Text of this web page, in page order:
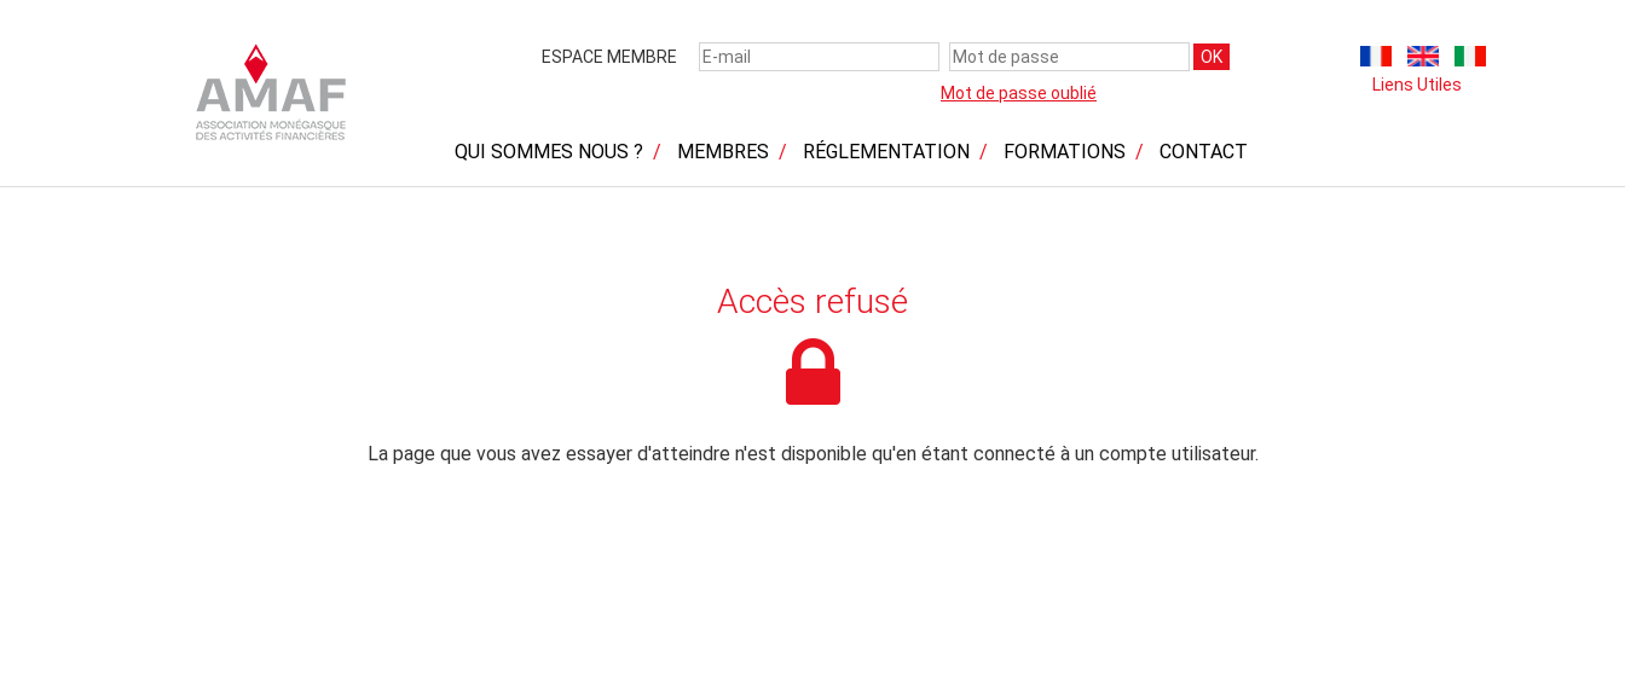
ESPACE MEMBRE
OK
Mot de passe oublié
Liens Utiles
QUI SOMMES NOUS ? MEMBRES RÉGLEMENTATION FORMATIONS CONTACT
Accès refusé
La page que vous avez essayer d'atteindre n'est disponible qu'en étant connecté à un compte utilisateur.